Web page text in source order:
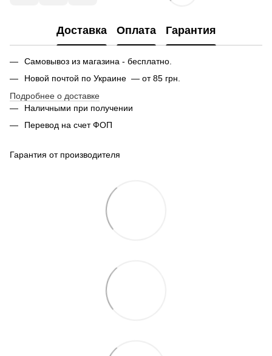
Доставка Оплата Гарантия
Самовывоз из магазина - бесплатно.
Новой почтой по Украине — от 85 грн.
Подробнее о доставке
Наличными при получении
Перевод на счет ФОП
Гарантия от производителя